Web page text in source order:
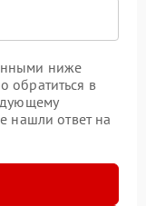
ниже
обратиться в
нашли ответ на